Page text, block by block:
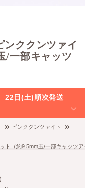
ンククンツァイ
/一部キャッツ
22日(土)順次発送
ピンククンツァイト
ト（約9.5mm玉/一部キャッツ